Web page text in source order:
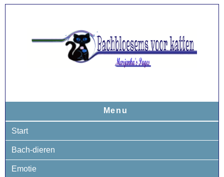
Menu
Start
Bach-dieren
Emotie